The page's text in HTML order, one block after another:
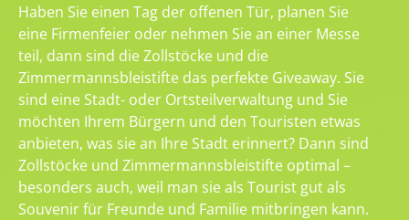
Haben Sie einen Tag der offenen Tür, planen Sie
eine Firmenfeier oder nehmen Sie an einer Messe
teil, dann sind die Zollstöcke und die
Zimmermannsbleistifte das perfekte Giveaway. Sie
sind eine Stadt- oder Ortsteilverwaltung und Sie
möchten Ihrem Bürgern und den Touristen etwas
anbieten, was sie an Ihre Stadt erinnert? Dann sind
Zollstöcke und Zimmermannsbleistifte optimal –
besonders auch, weil man sie als Tourist gut als
Souvenir für Freunde und Familie mitbringen kann.